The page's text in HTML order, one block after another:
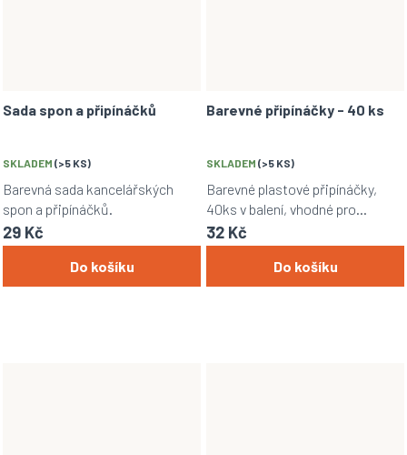
Sada spon a připínáčků
SKLADEM (>5 KS)
29 Kč
Do košíku
Barevná sada kancelářských
spon a připínáčků.
Barevné připínáčky - 40 ks
SKLADEM (>5 KS)
32 Kč
Do košíku
Barevné plastové připínáčky,
40ks v balení, vhodné pro
přichycení papíru či dokumentů
na korek, karton, apod.